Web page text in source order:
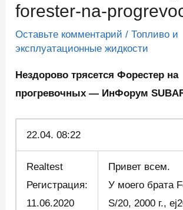
forester-na-
Оставьте комментарий /Топливо и
эксплуатационные жидкости
Нездорово трясется Форестер на
прогревочных — ИнФорум
22.04. 08:22
Realtest
Регистрация:
11.06.2020
Привет всем.
У моего брата
S/20, 2000 г.,